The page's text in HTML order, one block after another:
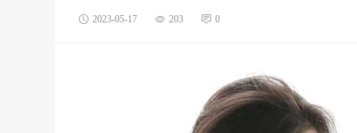
2023-05-17 203 0